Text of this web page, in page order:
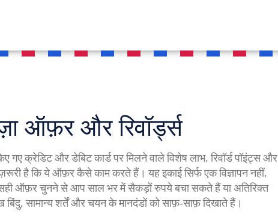
ऑफ़र और रिवॉर्ड्स
किए गए क्रेडिट और डेबिट कार्ड पर मिलने वाले विशेष लाभ, रिवॉर्ड पॉइंट्स और
है कि ये ऑफ़र कैसे काम करते हैं। यह इकाई सिर्फ एक विज्ञापन नहीं,
ऑफ़र चुनने से आप साल भर में सैकड़ों रुपये बचा सकते हैं या अतिरिक्त
सामान्य शर्तें और चयन के मानदंडों को साफ़‑साफ़ दिखाते हैं।